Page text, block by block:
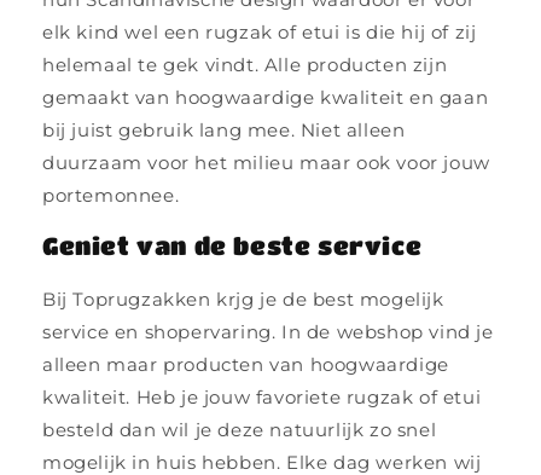
elk kind wel een rugzak of etui is die hij of zij
helemaal te gek vindt. Alle producten zijn
gemaakt van hoogwaardige kwaliteit en gaan
bij juist gebruik lang mee. Niet alleen
duurzaam voor het milieu maar ook voor jouw
portemonnee.
Geniet van de beste service
Bij Toprugzakken krjg je de best mogelijk
service en shopervaring. In de webshop vind je
alleen maar producten van hoogwaardige
kwaliteit. Heb je jouw favoriete rugzak of etui
besteld dan wil je deze natuurlijk zo snel
mogelijk in huis hebben. Elke dag werken wij